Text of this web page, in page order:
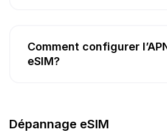
Comment configurer
eSIM?
Dépannage eSIM